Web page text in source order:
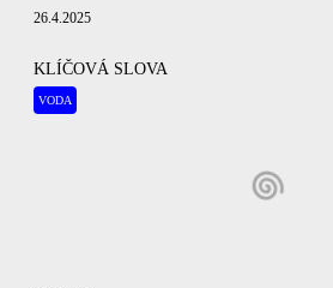
26.4.2025
KLÍČOVÁ SLOVA
VODA